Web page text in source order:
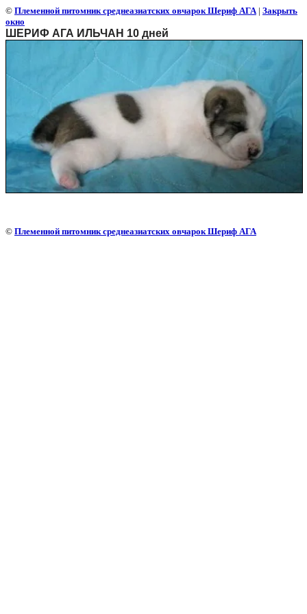
© Племенной питомник среднеазиатских овчарок Шериф АГА| Закрыть
окно
ШЕРИФ АГА ИЛЬЧАН 10 дней
© Племенной питомник среднеазиатских овчарок Шериф АГА